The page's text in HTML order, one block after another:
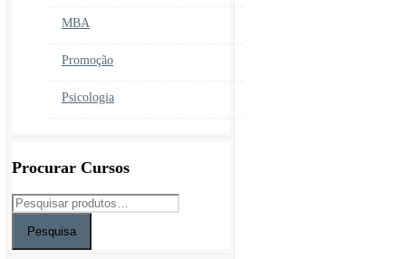
MBA
Promoção
Psicologia
Procurar Cursos
Pesquisa